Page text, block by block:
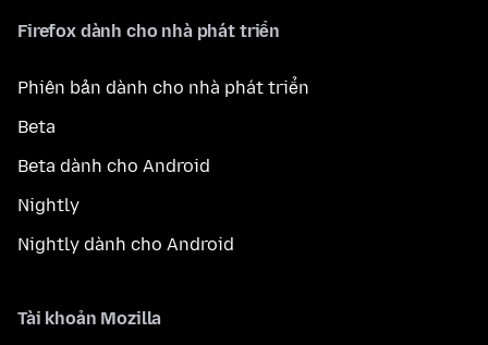
Firefox dành cho nhà phát triển
Phiên bản dành cho nhà phát triển
Beta
Beta dành cho Android
Nightly
Nightly dành cho Android
Tài khoản Mozilla